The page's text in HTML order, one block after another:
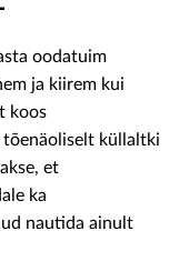
oodatuim
ja kiirem kui
koos
tõenäoliselt küllaltki
et
ka
nautida ainult